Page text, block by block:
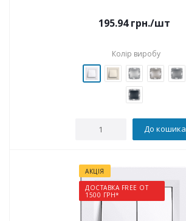
195.94грн./шт
Колір виробу
До кошика
АКЦІЯ
ДОСТАВКА FREE ОТ
1500 ГРН*